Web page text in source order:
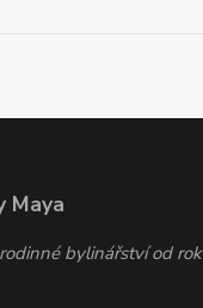
Maya
bylinářství od